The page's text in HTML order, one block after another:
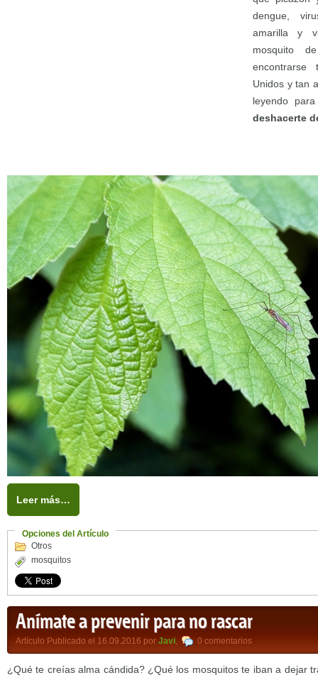
dengue,
amarilla y
mosquito
Unidos y tan
leyendo
deshacerte
Leer más…
Opciones del Artículo
Otros
mosquitos
Anímate a prevenir para no rascar
Artículo Publicado el 16.09.2016 por Javi, 0 comentarios
¿Qué te creías alma cándida? ¿Qué los mosquitos te iban a dejar